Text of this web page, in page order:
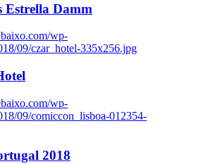
Estrella Damm
wp-
09/czar_hotel-335x256.jpg
wp-
09/comiccon_lisboa-012354-
2018